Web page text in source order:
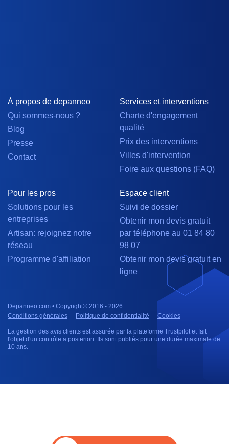
À propos de depanneo
Qui sommes-nous ?
Blog
Presse
Contact
Services et interventions
Charte d'engagement
qualité
Prix des interventions
Villes d'intervention
Foire aux questions (FAQ)
Pour les pros
Solutions pour les
entreprises
Artisan: rejoignez notre
réseau
Programme d'affiliation
Espace client
Suivi de dossier
Obtenir mon devis gratuit
par téléphone au 01 84 80
98 07
Obtenir mon devis gratuit en
ligne
Depanneo.com • Copyright© 2016 - 2026
Conditions générales
Politique de confidentialité Cookies
La gestion des avis clients est assurée par la plateforme Trustpilot et fait
l'objet d'un contrôle a posteriori. Ils sont publiés pour une durée maximale de
10 ans.